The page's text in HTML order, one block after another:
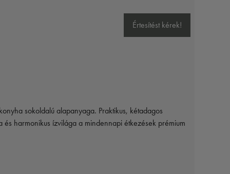
Értesítést kérek!
sokoldalú alapanyaga. Praktikus, kétadagos
harmonikus ízvilága a mindennapi étkezések prémium